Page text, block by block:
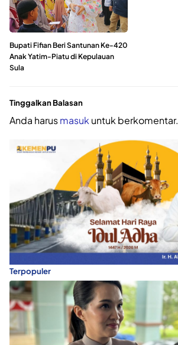
Bupati Fifian Beri Santunan Ke-420
Anak Yatim-Piatu di Kepulauan
Sula
Tinggalkan Balasan
Anda harusmasuk untuk berkomentar.
Terpopuler